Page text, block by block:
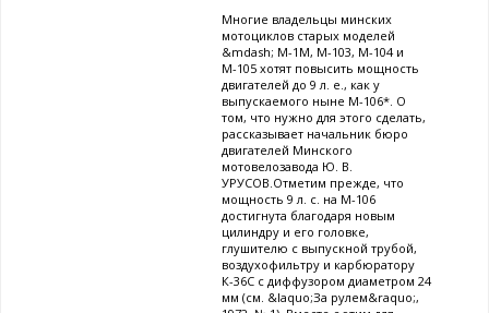
Многие владельцы минских
мотоциклов старых моделей
&mdash; М-1М, М-103, М-104 и
М-105 хотят повысить мощность
двигателей до 9 л. е., как у
выпускаемого ныне М-106*. О
том, что нужно для этого сделать,
рассказывает начальник бюро
двигателей Минского
мотовелозавода Ю. В.
УРУСОВ.Отметим прежде, что
мощность 9 л. с. на М-106
достигнута благодаря новым
цилиндру и его головке,
глушителю с выпускной трубой,
воздухофильтру и карбюратору
К-36С с диффузором диаметром 24
мм (см. &laquo;За рулем&raquo;,